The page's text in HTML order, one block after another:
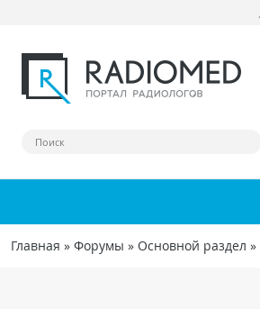
НОВОЕ НА САЙТЕ
Вы здесь
Главная » Форумы » Основной раздел »